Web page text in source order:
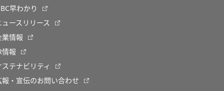
早わかり
ュースリリース
業情報
情報
ステナビリティ
報・宣伝のお問い合わせ